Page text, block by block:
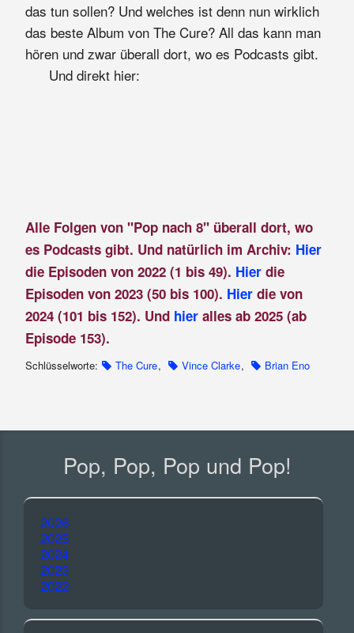
das tun sollen? Und welches ist denn nun wirklich
das beste Album von The Cure? All das kann man
hören und zwar überall dort, wo es Podcasts gibt.
Und direkt hier:
Alle Folgen von "Pop nach 8" überall dort, wo
es Podcasts gibt. Und natürlich im Archiv: Hier
die Episoden von 2022 (1 bis 49). Hierdie
Episoden von 2023 (50 bis 100). Hier die von
2024 (101 bis 152). Und hier alles ab 2025 (ab
Episode 153).
Schlüsselworte: The Cure, Vince Clarke, Brian Eno
Pop, Pop, Pop und Pop!
2026
2025
2024
2023
2022